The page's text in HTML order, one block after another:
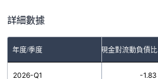
詳細數據
年度/季度 營業現金對流動負債比
2026-Q1 -1.83